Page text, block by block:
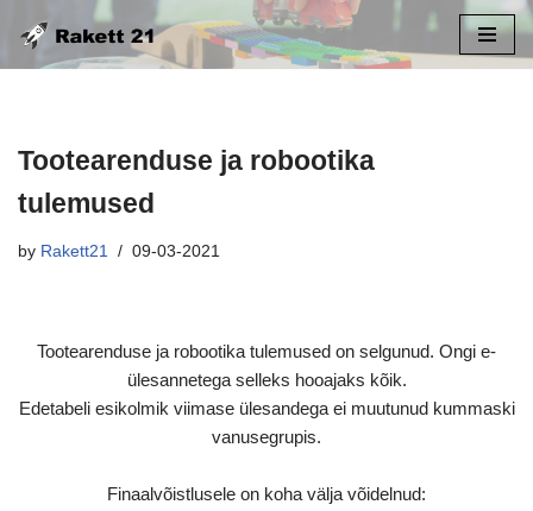
Skip
Tootearenduse ja robootika
tulemused
by Rakett21 09-03-2021
Tootearenduse ja robootika tulemused on selgunud. Ongi e-
ülesannetega selleks hooajaks kõik.
Edetabeli esikolmik viimase ülesandega ei muutunud kummaski
vanusegrupis.
Finaalvõistlusele on koha välja võidelnud: